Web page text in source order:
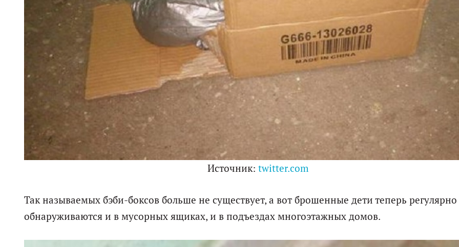
Источник: twitter.com
Так называемых бэби-боксов больше не существует, а вот брошенные дети теперь регулярно
обнаруживаются и в мусорных ящиках, и в подъездах многоэтажных домов.